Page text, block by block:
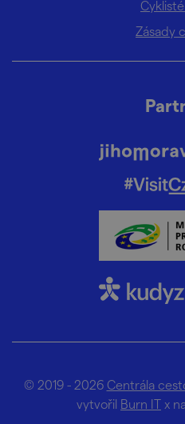
Zásady
© 2019 - 2026 Centrála
vytvořil Burn IT x